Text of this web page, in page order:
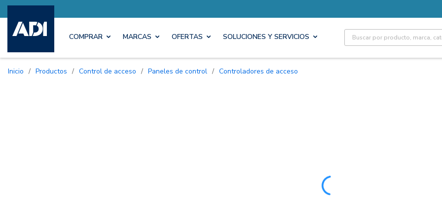
COMPRAR MARCAS OFERTAS SOLUCIONES Y SERVICIOS Site Search
Inicio / Productos / Control de acceso / Paneles de control / Controladores de acceso